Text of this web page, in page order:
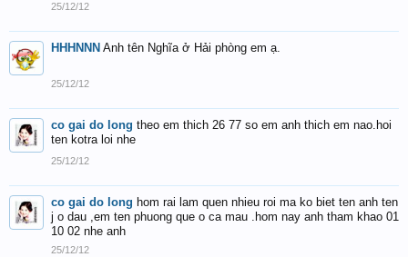
25/12/12
HHHNNN Anh tên Nghĩa ở Hải phòng em ạ.
25/12/12
co gai do long theo em thich 26 77 so em anh thich em nao.hoi
ten kotra loi nhe
25/12/12
co gai do long hom rai lam quen nhieu roi ma ko biet ten anh ten
j o dau ,em ten phuong que o ca mau .hom nay anh tham khao 01
10 02 nhe anh
25/12/12